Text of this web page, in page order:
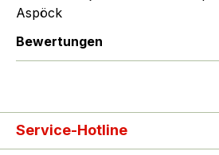
Aspöck
Bewertungen
Service-Hotline